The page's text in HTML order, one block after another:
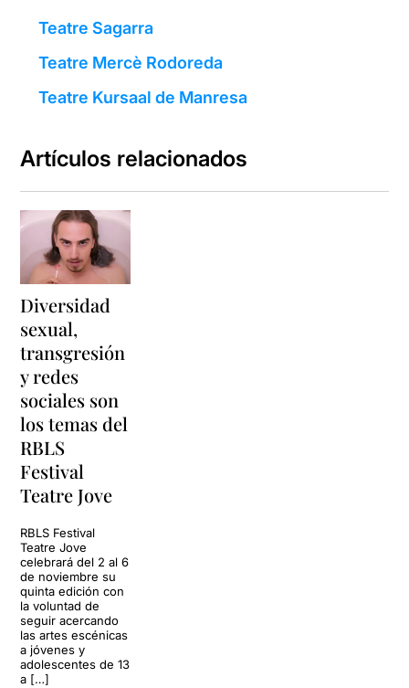
Teatre Sagarra
Teatre Mercè Rodoreda
Teatre Kursaal de Manresa
Artículos relacionados
Diversidad
sexual,
transgresión
y redes
sociales son
los temas del
RBLS
Festival
Teatre Jove
RBLS Festival
Teatre Jove
celebrará del 2 al 6
de noviembre su
quinta edición con
la voluntad de
seguir acercando
las artes escénicas
a jóvenes y
adolescentes de 13
a […]